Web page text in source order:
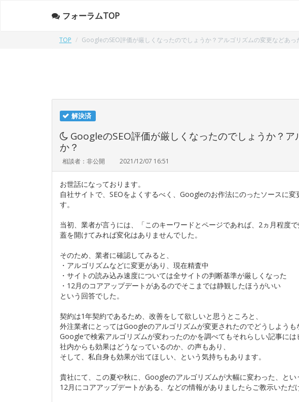
フォーラムTOP
TOP GoogleのSEO評価が厳しくなったのでしょうか？アルゴリズムの変更などあっ
解決済
GoogleのSEO評価が厳しくなったのでしょうか？
か？
相談者：非公開 2021/12/07 16:51
お世話になっております。
自社サイトで、SEOをよくするべく、Googleのお作法にのったソースに
す。
当初、業者が言うには、「このキーワードとページであれば、2ヵ月程度
蓋を開けてみれば変化はありませんでした。
そのため、業者に確認してみると、
・アルゴリズムなどに変更があり、現在精査中
・サイトの読み込み速度については全サイトの判断基準が厳しくなった
・12月のコアアップデートがあるのでそこまでは静観したほうがいい
という回答でした。
契約は1年契約であるため、改善をして欲しいと思うところと、
外注業者にとってはGoogleのアルゴリズムが変更されたのでどうしようも
Googleで検索アルゴリズムが変わったのかを調べてもそれらしい記事には
社内からも効果はどうなっているのか、の声もあり、
そして、私自身も効果が出てほしい、という気持ちもあります。
貴社にて、この夏や秋に、Googleのアルゴリズムが大幅に変わった、とい
12月にコアアップデートがある、などの情報がありましたらご教示いただ